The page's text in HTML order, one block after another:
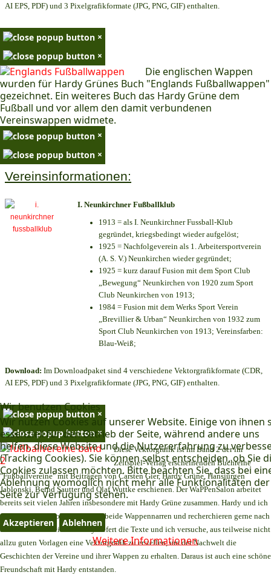
Wir benutzen Cookies
Wir nutzen Cookies auf unserer Website. Einige von ihnen
essenziell für den Betrieb der Seite, während andere uns
helfen, diese Website und die Nutzererfahrung zu
(Tracking Cookies). Sie können selbst entscheiden, ob Sie
Cookies zulassen möchten. Bitte beachten Sie, dass bei
Ablehnung womöglich nicht mehr alle Funktionalitäten der
Seite zur Verfügung stehen.
Akzeptieren Ablehnen
Weitere Informationen
AI EPS, PDF) und 3 Pixelgrafikformate (JPG, PNG, GIF) enthalten.
×
×
Die englischen Wappen
wurden für Hardy Grünes Buch "Englands Fußballwappen"
gezeichnet. Ein weiteres Buch das Hardy Grüne dem
Fußball und vor allem den damit verbundenen
Vereinswappen widmete.
×
×
Vereinsinformationen:
I. Neunkirchner Fußballklub
1913 = als I. Neunkirchner Fussball-Klub
gegründet, kriegsbedingt wieder aufgelöst;
1925 = Nachfolgeverein als 1. Arbeitersportverein
(A. S. V.) Neunkirchen wieder gegründet;
1925 = kurz darauf Fusion mit dem Sport Club
„Bewegung“ Neunkirchen von 1920 zum Sport
Club Neunkirchen von 1913;
1984 = Fusion mit dem Werks Sport Verein
„Brevillier & Urban“ Neunkirchen von 1932 zum
Sport Club Neunkirchen von 1913; Vereinsfarben:
Blau-Weiß;
Download: Im Downloadpaket sind 4 verschiedene Vektorgrafikformate (CDR,
AI EPS, PDF) und 3 Pixelgrafikformate (JPG, PNG, GIF) enthalten.
×
×
Diese Vektorgrafik ist im Band 2 der im
Zeitspiel-Verlag erscheinenden Buchreihe
"Fußballvereine" mit Beiträgen von Carsten Gier, Hardy Grüne, Hansjürgen
Jablonski, Bernd Sautter und Olaf Wuttke erschienen. Der WaPPenSalon arbeitet
bereits seit vielen Jahren insbesondere mit Hardy Grüne zusammen. Hardy und ich
teilen dasselbe Hobby. Wir sind beide Wappennarren und recherchieren gerne nach
alten Fußballvereinen. Hardy liefert die Texte und ich versuche, aus teilweise nicht
allzu guten Vorlagen eine Vektorgrafik zu erstellen, um der Nachwelt die
Geschichten der Vereine und ihrer Wappen zu erhalten. Daraus ist auch eine schöne
Freundschaft mit Hardy entstanden.